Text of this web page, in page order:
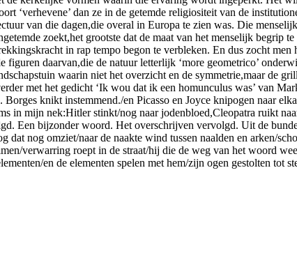
‘verhevene’ dan ze in de getemde religiositeit van de
van die dagen,die overal in Europa te zien was. Die
zoekt,het grootste dat de maat van het menselijk begrip
in rap tempo begon te verbleken. En dus zocht
daarvan,die de natuur letterlijk ‘more geometrico’
waarin niet het overzicht en de symmetrie,maar de
met het gedicht ‘Ik wou dat ik een homunculus was’ van
knikt instemmend./en Picasso en Joyce knipogen naar
in mijn nek:Hitler stinkt/nog naar jodenbloed,Cleopatra ruikt
Een bijzonder woord. Het overschrijven vervolgd. Uit de
nog omziet/naar de naakte wind tussen naalden en arken/
verwarring roept in de straat/hij die de weg van het woord
en de elementen spelen met hem/zijn ogen gestolten